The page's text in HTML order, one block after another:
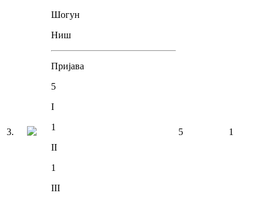
3.
Шогун
Ниш
Пријава
5
I
1
II
1
III
5 1